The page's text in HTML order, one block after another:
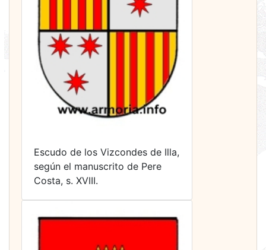
Escudo de los Vizcondes de Illa,
según el manuscrito de Pere
Costa, s. XVIII.